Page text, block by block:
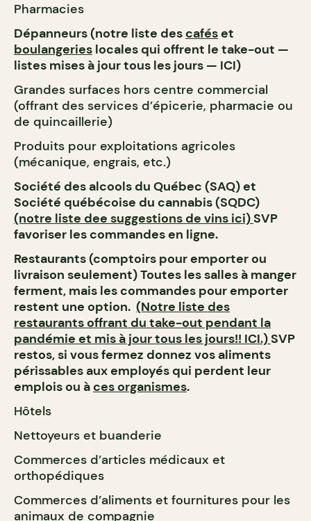
Pharmacies
Dépanneurs (notre liste des cafés et
boulangeries locales qui offrent le take-out —
listes mises à jour tous les jours — ICI)
Grandes surfaces hors centre commercial
(offrant des services d’épicerie, pharmacie ou
de quincaillerie)
Produits pour exploitations agricoles
(mécanique, engrais, etc.)
Société des alcools du Québec (SAQ) et
Société québécoise du cannabis (SQDC)
(notre liste dee suggestions de vins ici)SVP
favoriser les commandes en ligne.
Restaurants (comptoirs pour emporter ou
livraison seulement) Toutes les salles à manger
ferment, mais les commandes pour emporter
restent une option. (Notre liste des
restaurants offrant du take-out pendant la
pandémie et mis à jour tous les jours!! ICI.)SVP
restos, si vous fermez donnez vos aliments
périssables aux employés qui perdent leur
emplois ou à ces organismes.
Hôtels
Nettoyeurs et buanderie
Commerces d’articles médicaux et
orthopédiques
Commerces d’aliments et fournitures pour les
animaux de compagnie